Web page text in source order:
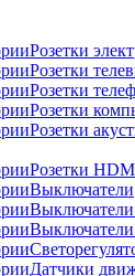
Розетки
Розетки
Розетки
Розетки
Розетки
Розетки
Выключатели
Датчики